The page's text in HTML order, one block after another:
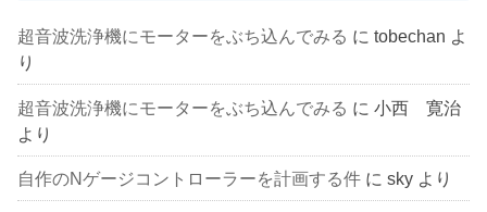
超音波洗浄機にモーターをぶち込んでみる にtobechan よ
り
超音波洗浄機にモーターをぶち込んでみる に小西 寛治
より
自作のNゲージコントローラーを計画する件 にsky より